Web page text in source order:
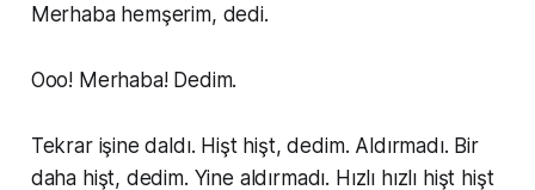
Merhaba hemşerim, dedi.
Ooo! Merhaba! Dedim.
Tekrar işine daldı. Hişt hişt, dedim. Aldırmadı. Bir
daha hişt, dedim. Yine aldırmadı. Hızlı hızlı hişt hişt